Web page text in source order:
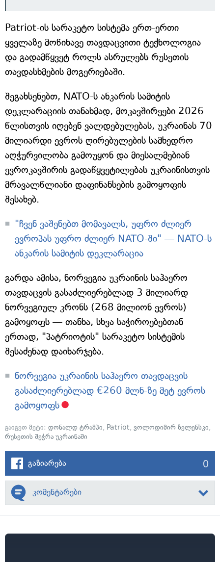
Patriot-ის სარაკეტო სისტემა ერთ-ერთი
ყველაზე მოწინავე თავდაცვითი ტექნოლოგია
და გადამწყვეტ როლს ასრულებს რუსეთის
თავდასხმების მოგერიებაში.
შეგახსენებთ, NATO-ს ანკარის სამიტის
დეკლარაციის თანახმად, მოკავშირეები 2026
წლისთვის იღებენ ვალდებულებას, უკრაინას 70
მილიარდი ევროს ღირებულების სამხედრო
აღჭურვილობა გამოუყონ და მიესალმებიან
ევროკავშირის გადაწყვეტილებას უკრაინისთვის
მრავალწლიანი დაფინანსების გამოყოფის
შესახებ.
"ჩვენ ვაშენებთ მომავალს, უფრო ძლიერ
ევროპას უფრო ძლიერ NATO-ში" — NATO-ს
ანკარის სამიტის დეკლარაცია
გარდა ამისა, ნორვეგია უკრაინის საჰაერო
თავდაცვის გასაძლიერებლად 3 მილიარდ
ნორვეგიულ კრონს (268 მილიონ ევროს)
გამოყოფს — თანხა, სხვა საჭიროებებთან
ერთად, "პატრიოტის" სარაკეტო სისტემის
შესაძენად დაიხარჯება.
ნორვეგია უკრაინის საჰაერო თავდაცვის
გასაძლიერებლად €260 მლნ-ზე მეტ ევროს
გამოყოფს
გაიგეთ მეტი: დონალდ ტრამპი, Patriot, ვოლოდიმირ ზელენსკი,
რუსეთის შეჭრა უკრაინაში
გაზიარება 0
კომენტარები